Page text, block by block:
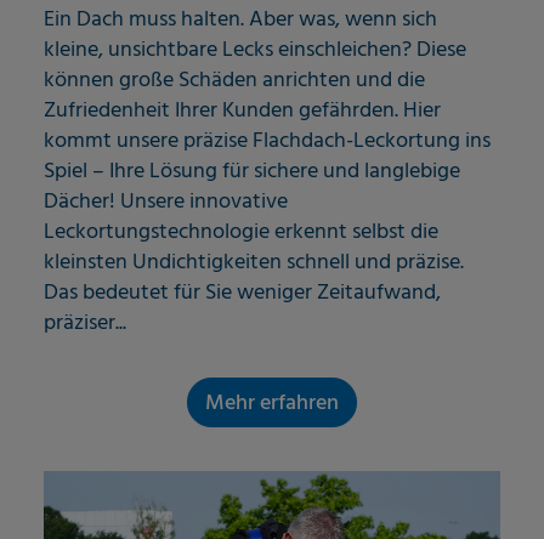
Ein Dach muss halten. Aber was, wenn sich
kleine, unsichtbare Lecks einschleichen? Diese
können große Schäden anrichten und die
Zufriedenheit Ihrer Kunden gefährden. Hier
kommt unsere präzise Flachdach-Leckortung ins
Spiel – Ihre Lösung für sichere und langlebige
Dächer! Unsere innovative
Leckortungstechnologie erkennt selbst die
kleinsten Undichtigkeiten schnell und präzise.
Das bedeutet für Sie weniger Zeitaufwand,
präziser...
Mehr erfahren